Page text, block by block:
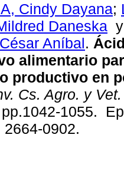
Cindy Dayana;
Daneska
Aníbal.
alimentario
productivo en
Cs. Agro. y Vet.
1055.
0902.